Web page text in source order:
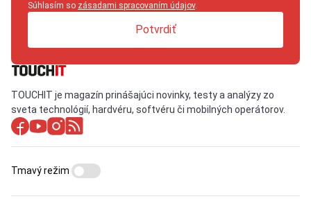
Súhlasím so zásadami spracovaním údajov.
Potvrdiť
TOUCHIT je magazín prinášajúci novinky, testy a analýzy zo
sveta technológií, hardvéru, softvéru či mobilných operátorov.
Tmavý režim